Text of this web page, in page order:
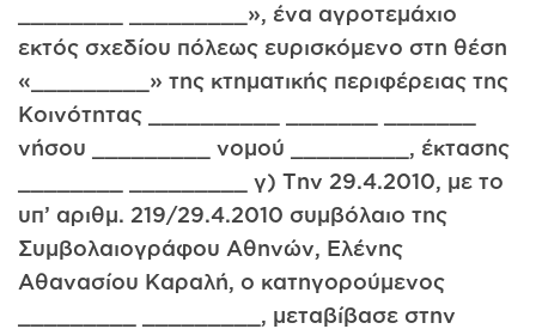
________ _________», ένα αγροτεμάχιο
εκτός σχεδίου πόλεως ευρισκόμενο στη θέση
«_________» της κτηματικής περιφέρειας της
Κοινότητας __________ _______ _______
νήσου _________ νομού _________, έκτασης
________ _________ γ) Την 29.4.2010, με το
υπ’ αριθμ. 219/29.4.2010 συμβόλαιο της
Συμβολαιογράφου Αθηνών, Ελένης
Αθανασίου Καραλή, ο κατηγορούμενος
_________ _________, μεταβίβασε στην